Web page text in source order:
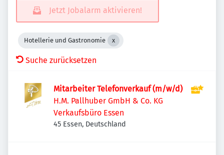
Jetzt Jobalarm aktivieren!
Hotellerie und Gastronomie
Suche zurücksetzen
Mitarbeiter Telefonverkauf (m/w/d)
H.M. Pallhuber GmbH & Co. KG
Verkaufsbüro Essen
45 Essen, Deutschland